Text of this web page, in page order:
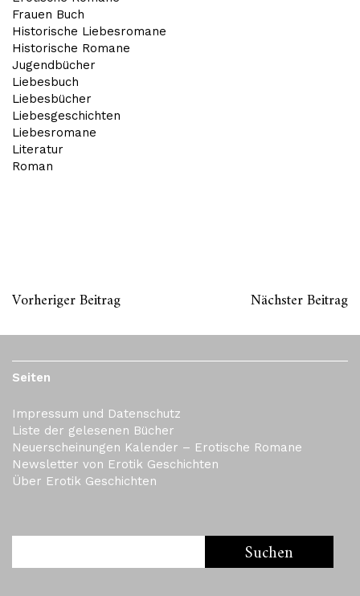
Frauen Buch
Historische Liebesromane
Historische Romane
Jugendbücher
Liebesbuch
Liebesbücher
Liebesgeschichten
Liebesromane
Literatur
Roman
Vorheriger Beitrag Nächster Beitrag
Seiten
Impressum und Datenschutz
Liste der gelesenen Bücher
Neuerscheinungen Kalender – Erotische Romane
Newsletter von Erotik Geschichten
Über Erotik Geschichten